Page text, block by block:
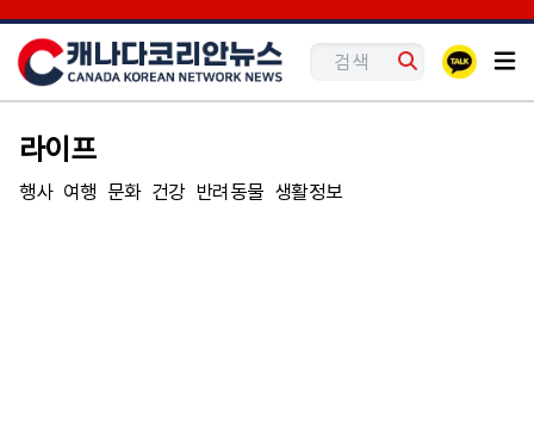
라이프
행사 여행 문화 건강 반려동물 생활정보